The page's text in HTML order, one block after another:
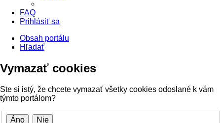
FAQ
Prihlásiť sa
Obsah portálu
Hľadať
Vymazať cookies
Ste si istý, že chcete vymazať všetky cookies odoslané k vám
týmto portálom?